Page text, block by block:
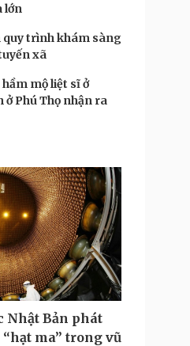
lớn
quy trình khám sàng
xã
mộ liệt sĩ ở
Phú Thọ nhận ra
Nhật Bản phát
ma” trong vũ